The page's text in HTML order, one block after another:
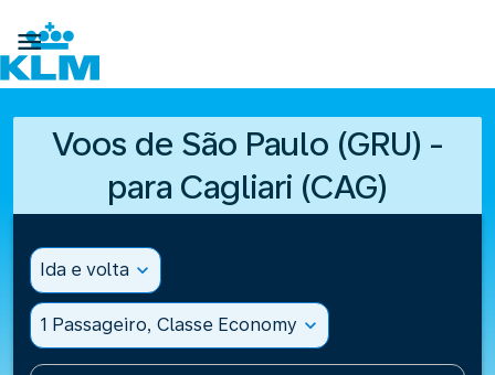

Voos de São Paulo (GRU) -
para Cagliari (CAG)
Ida e volta expand_more
1 Passageiro, Classe Economy expand_more